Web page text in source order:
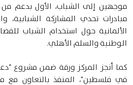
موجهين إلى الشباب، الأول بدعم من
مبادرات تحدي المشاركة الشبابية،
الألمانية حول استخدام الشباب
الوطنية والسلم الأهلي.
كما أنجز المركز ورقة ضمن مشروع
في فلسطين"، المنفذ بالتعاون مع